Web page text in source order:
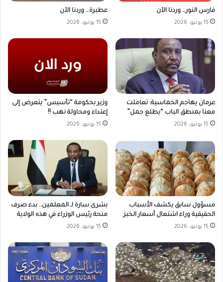
فارس النور… وردنا الآن
15 يونيو، 2026
عطبرة… وردنا الآن
15 يونيو، 2026
عرمان يهاجم الخماسية: تعاملت
معنا بمنطق الباب “يطلع جمل”
15 يونيو، 2026
وزير بحكومة “تأسيس” يتعرض إلى
إعتداء ومحاولة نهب !!
15 يونيو، 2026
مسؤول سابق يكشف الأسباب
الحقيقية وراء اشتعال أسعار الخبز
15 يونيو، 2026
بشرى سارة لـ المعلمين.. بدء صرف
منحة رئيس الوزراء في هذه الولاية
15 يونيو، 2026